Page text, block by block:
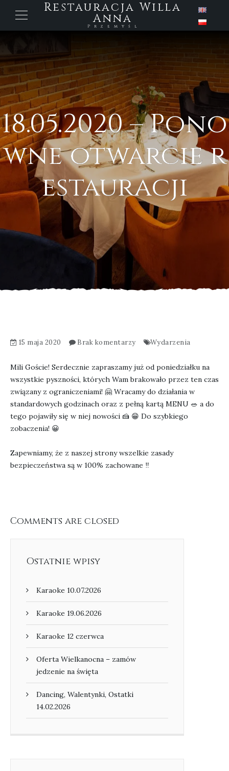
Restauracja Willa
Anna
Przemyśl
18.05.2020 – Pono
wne otwarcie r
estauracji
15 maja 2020 Brak komentarzy Wydarzenia
Mili Goście! Serdecznie zapraszamy już od poniedziałku na
wszystkie pyszności, których Wam brakowało przez ten czas
związany z ograniczeniami! 🤗 Wracamy do działania w
standardowych godzinach oraz z pełną kartą MENU 🥗 a do
tego pojawiły się w niej nowości 🍰 😁 Do szybkiego
zobaczenia! 😀
Zapewniamy, że z naszej strony wszelkie zasady
bezpieczeństwa są w 100% zachowane ‼️
Comments are closed
Ostatnie wpisy
Karaoke 10.07.2026
Karaoke 19.06.2026
Karaoke 12 czerwca
Oferta Wielkanocna – zamów
jedzenie na święta
Dancing, Walentynki, Ostatki
14.02.2026